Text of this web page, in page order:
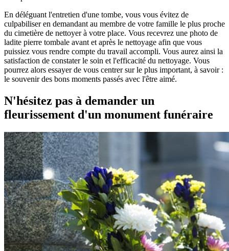
En déléguant l'entretien d'une tombe, vous vous évitez de
culpabiliser en demandant au membre de votre famille le plus proche
du cimetière de nettoyer à votre place. Vous recevrez une photo de
ladite pierre tombale avant et après le nettoyage afin que vous
puissiez vous rendre compte du travail accompli. Vous aurez ainsi la
satisfaction de constater le soin et l'efficacité du nettoyage. Vous
pourrez alors essayer de vous centrer sur le plus important, à savoir :
le souvenir des bons moments passés avec l'être aimé.
N'hésitez pas à demander un
fleurissement d'un monument funéraire